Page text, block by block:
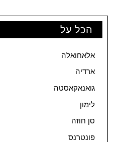
הכל על
אלאחואלה
ארדיה
גואנאקאסטה
לימון
סן חוזה
פונטרנס